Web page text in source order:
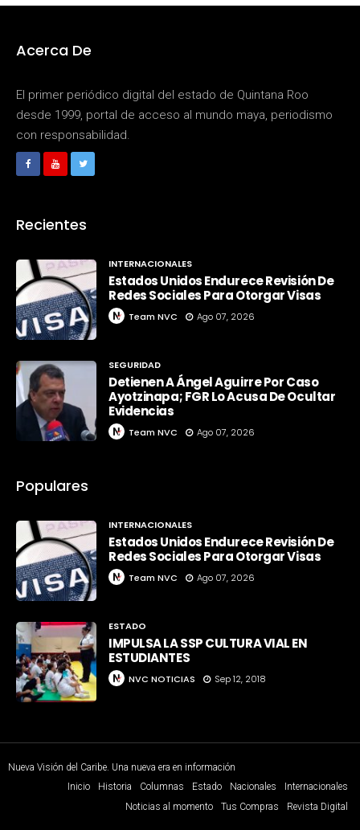
Acerca De
El primer periódico digital del estado de Quintana Roo
desde 1999, portal de acceso al mundo maya, periodismo
con responsabilidad.
Recientes
INTERNACIONALES
Estados Unidos Endurece Revisión De
Redes Sociales Para Otorgar Visas
Team NVC Ago 07, 2026
SEGURIDAD
Detienen A Ángel Aguirre Por Caso
Ayotzinapa; FGR Lo Acusa De Ocultar
Evidencias
Team NVC Ago 07, 2026
Populares
INTERNACIONALES
Estados Unidos Endurece Revisión De
Redes Sociales Para Otorgar Visas
Team NVC Ago 07, 2026
ESTADO
IMPULSA LA SSP CULTURA VIAL EN
ESTUDIANTES
NVC NOTICIAS Sep 12, 2018
Nueva Visión del Caribe. Una nueva era en información
Inicio
Historia Columnas Estado Nacionales
Internacionales
Noticias al momento
Tus Compras Revista Digital